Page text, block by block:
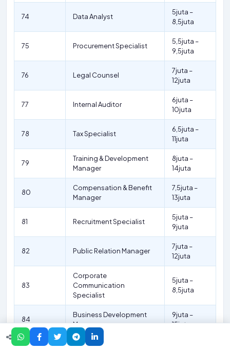
74 Data Analyst
5juta –
8,5juta
75 Procurement Specialist
5,5juta –
9,5juta
76 Legal Counsel
7juta –
12juta
77 Internal Auditor
6juta –
10juta
78 Tax Specialist
6,5juta –
11juta
79
Training & Development
Manager
8juta –
14juta
80
Compensation & Benefit
Manager
7,5juta –
13juta
81 Recruitment Specialist
5juta –
9juta
82 Public Relation Manager
7juta –
12juta
83
Corporate
Communication
Specialist
5juta –
8,5juta
84
Business Development
Manager
9juta –
15juta
Marketing